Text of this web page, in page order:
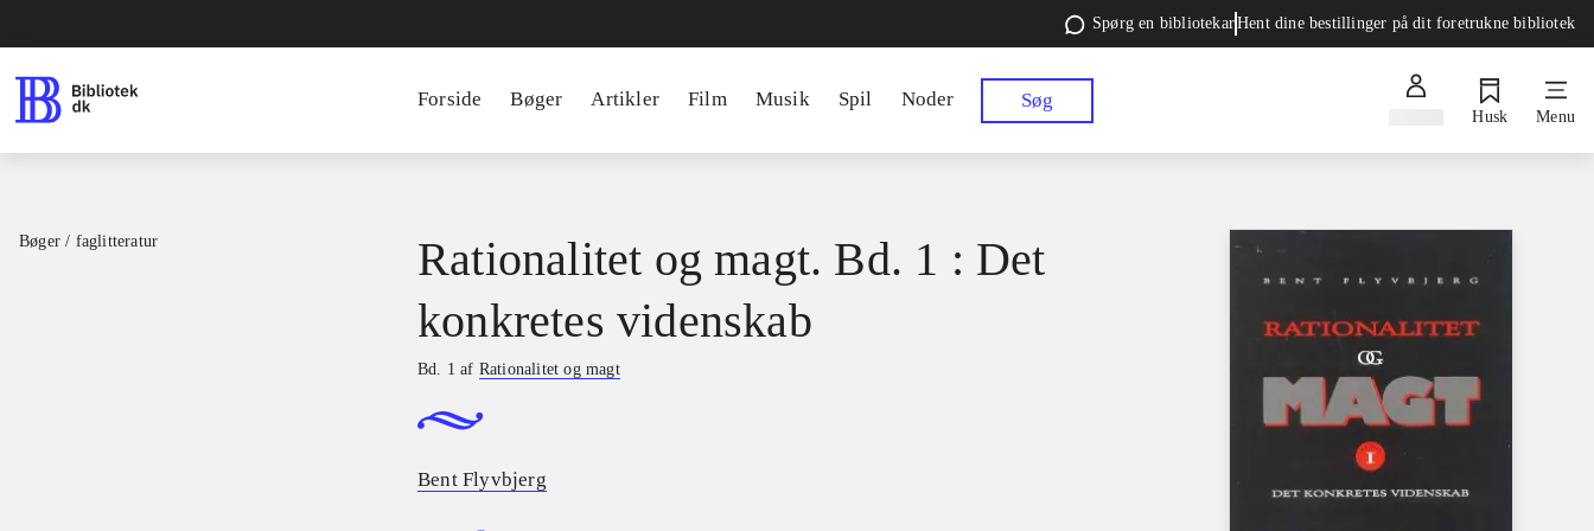
Spørg en bibliotekarHent dine bestillinger på dit foretrukne bibliotek
Forside Bøger Artikler Film Musik Spil Noder Søg
Husk Menu
Bøger / faglitteratur
Rationalitet og magt. Bd. 1 : Det
konkretes videnskab
Bd. 1 af Rationalitet og magt
Bent Flyvbjerg